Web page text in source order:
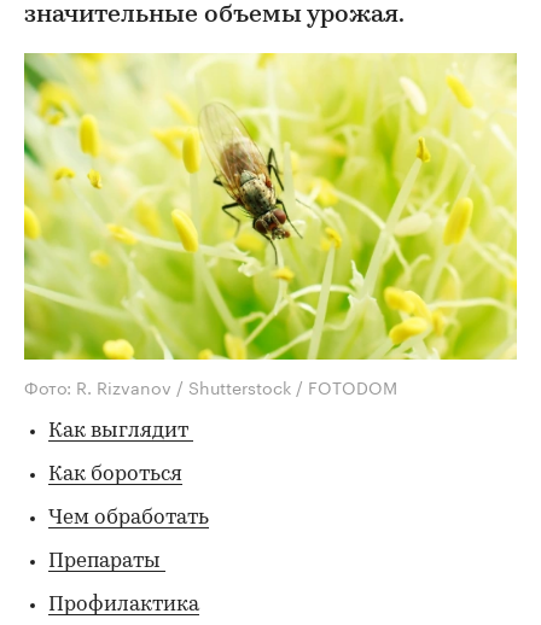
значительные объемы урожая.
Фото: R. Rizvanov / Shutterstock / FOTODOM
Как выглядит
Как бороться
Чем обработать
Препараты
Профилактика